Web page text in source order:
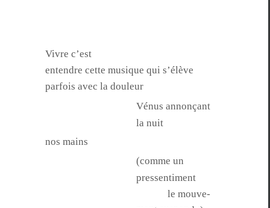
Vivre c’est
enten­dre cette musique qui s’élève
par­fois avec la douleur
Vénus annonçant
la nuit
nos mains
(comme un
pressentiment
le mou­ve­